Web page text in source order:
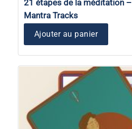
21 étapes de la méditation –
Mantra Tracks
Ajouter au panier